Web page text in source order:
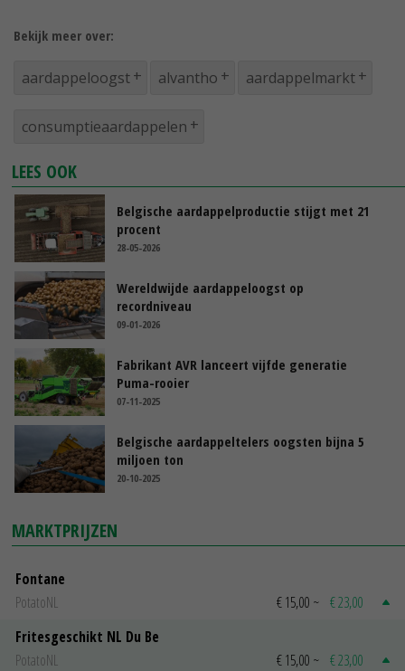
Bekijk meer over:
aardappeloogst alvantho aardappelmarkt
consumptieaardappelen
LEES OOK
Belgische aardappelproductie stijgt met 21
procent
28-05-2026
Wereldwijde aardappeloogst op
recordniveau
09-01-2026
Fabrikant AVR lanceert vijfde generatie
Puma-rooier
07-11-2025
Belgische aardappeltelers oogsten bijna 5
miljoen ton
20-10-2025
MARKTPRIJZEN
Fontane
PotatoNL
€ 15,00 ~ € 23,00
Fritesgeschikt NL Du Be
PotatoNL
€ 15,00 ~ € 23,00